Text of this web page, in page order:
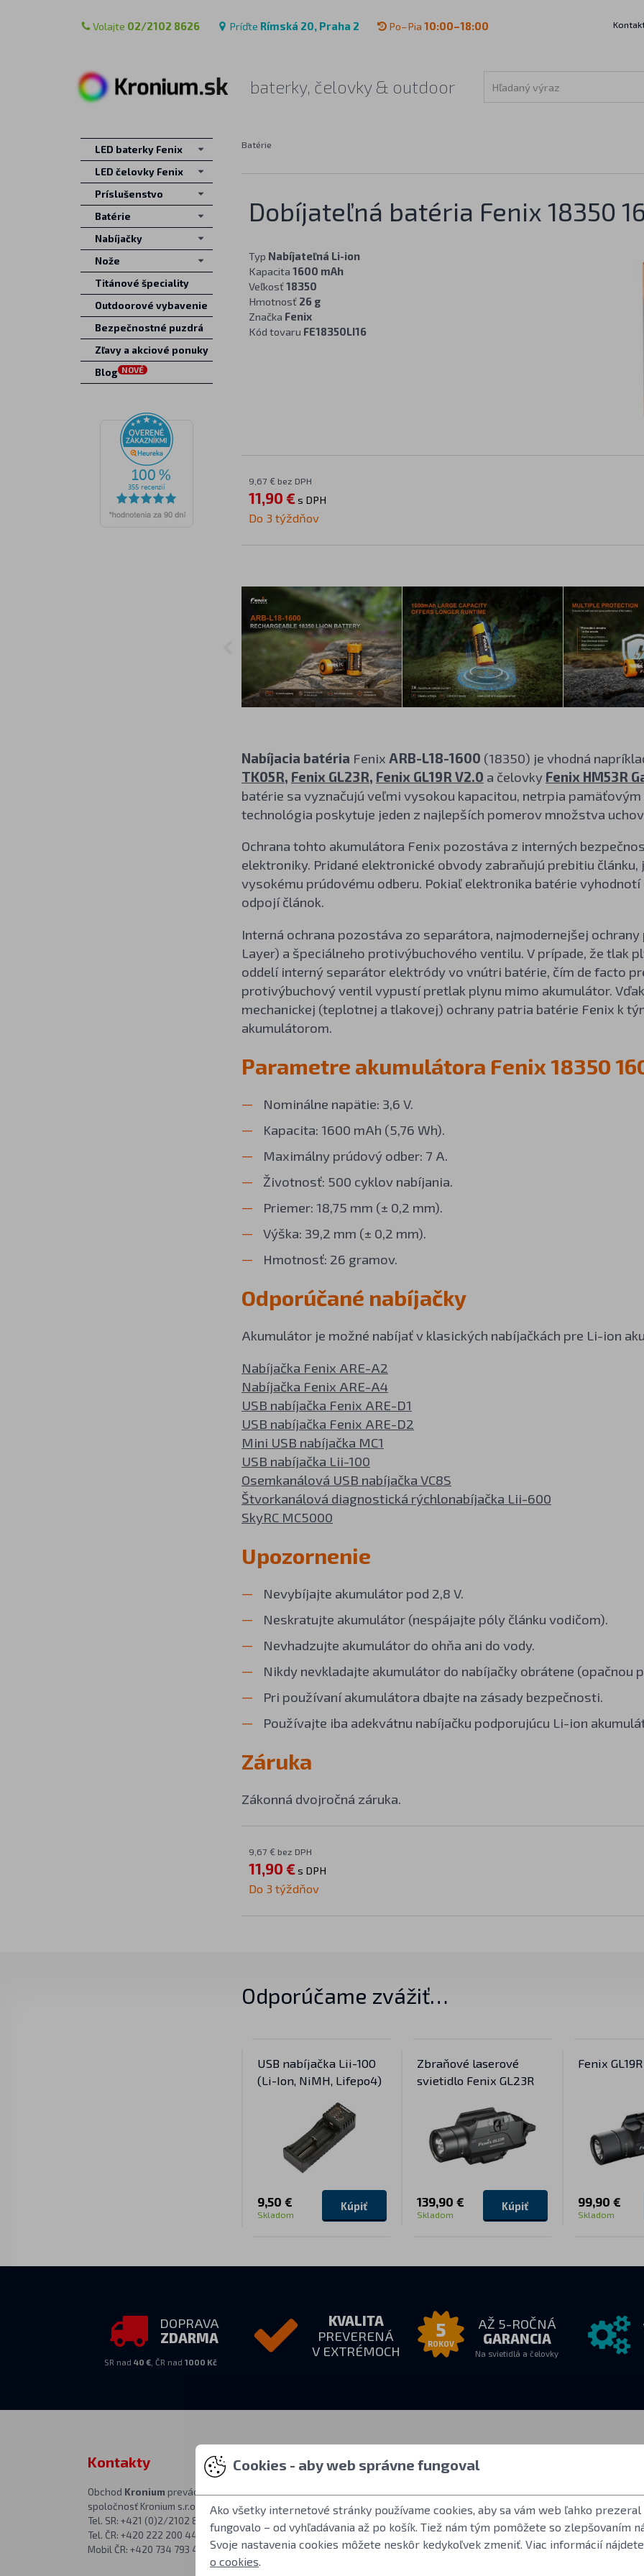
Volajte 02/2102 8626 Príďte Rímská 20, Praha 2 Po–Pia 10:00–18:00
baterky, čelovky & outdoor
Batérie
Dobíjateľná batéria Fenix 18350
Typ Nabíjateľná Li-ion
Kapacita 1600 mAh
Veľkosť 18350
Hmotnosť 26 g
Značka Fenix
Kód tovaru FE18350LI16
9,67 € bez DPH
11,90 € s DPH
Do 3 týždňov
Nabíjacia batéria Fenix ARB-L18-1600 (18350) je vhodná
TK05R, Fenix GL23R, Fenix GL19R V2.0 a čelovky Fenix HM53R
batérie sa vyznačujú veľmi vysokou kapacitou, netrpia
technológia poskytuje jeden z najlepších pomerov množstva
Ochrana tohto akumulátora Fenix pozostáva z interných
elektroniky. Pridané elektronické obvody zabraňujú prebitiu
vysokému prúdovému odberu. Pokiaľ elektronika batérie
odpojí článok.
Interná ochrana pozostáva zo separátora, najmodernejšej
Layer) a špeciálneho protivýbuchového ventilu. V prípade, že tlak
oddelí interný separátor elektródy vo vnútri batérie, čím de facto
protivýbuchový ventil vypustí pretlak plynu mimo akumulátor.
mechanickej (teplotnej a tlakovej) ochrany patria batérie Fenix k
akumulátorom.
Parametre akumulátora Fenix 18350
Nominálne napätie: 3,6 V.
Kapacita: 1600 mAh (5,76 Wh).
Maximálny prúdový odber: 7 A.
Životnosť: 500 cyklov nabíjania.
Priemer: 18,75 mm (± 0,2 mm).
Výška: 39,2 mm (± 0,2 mm).
Hmotnosť: 26 gramov.
Odporúčané nabíjačky
Akumulátor je možné nabíjať v klasických nabíjačkách pre Li-ion
Nabíjačka Fenix ARE-A2
Nabíjačka Fenix ARE-A4
USB nabíjačka Fenix ARE-D1
USB nabíjačka Fenix ARE-D2
Mini USB nabíjačka MC1
USB nabíjačka Lii-100
Osemkanálová USB nabíjačka VC8S
Štvorkanálová diagnostická rýchlonabíjačka Lii-600
SkyRC MC5000
Upozornenie
Nevybíjajte akumulátor pod 2,8 V.
Neskratujte akumulátor (nespájajte póly článku vodičom).
Nevhadzujte akumulátor do ohňa ani do vody.
Nikdy nevkladajte akumulátor do nabíjačky obrátene (opačnou
Pri používaní akumulátora dbajte na zásady bezpečnosti.
Používajte iba adekvátnu nabíjačku podporujúcu Li-ion
Záruka
Zákonná dvojročná záruka.
9,67 € bez DPH
11,90 €s DPH
Do 3 týždňov
LED baterky Fenix
LED čelovky Fenix
Príslušenstvo
Batérie
Nabíjačky
Nože
Titánové špeciality
Outdoorové vybavenie
Bezpečnostné puzdrá
Zľavy a akciové ponuky
Blog NOVÉ
Odporúčame zvážiť…
USB nabíjačka Lii-100
(Li-Ion, NiMH, Lifepo4)
9,50 €
Skladom
Kúpiť
Zbraňové laserové
svietidlo Fenix GL23R
139,90 €
Skladom
Kúpiť
Fenix
99,90 €
Skladom
DOPRAVA
ZDARMA
SR nad40 € , ČR nad1000 Kč
KVALITA
PREVERENÁ
V EXTRÉMOCH
5
ROKOV
AŽ 5-ROČNÁ
GARANCIA
Na svietidlá a čelovky
Kontakty
Obchod Kronium prevádzkuje
spoločnosť Kronium s.r.o.
Tel. SR: +421 (0)2/2102 8626
Tel. ČR: +420 222 200 444
Mobil ČR: +420 734 793 444
Zastihnete nás
PO–PIA 10:00–18:00
Adresa predajne:
Kronium.cz
Rímská 20
Praha 2
Všetko o nákupe
Ako nakupovať
Obchodné podmienky
Vrátenie tovaru
Záručné podmienky Fenix
Reklamácie a servis
Užívateľský účet
Často kladené
Norma ANSI FL
LED použité vo
Referencie
Cookies - aby web správne fungoval
Ako všetky internetové stránky používame cookies, aby sa vám web ľahko
fungovalo – od vyhľadávania až po košík. Tiež nám tým pomôžete so zlepšovaním
Svoje nastavenia cookies môžete neskôr kedykoľvek zmeniť. Viac informácií
o cookies.